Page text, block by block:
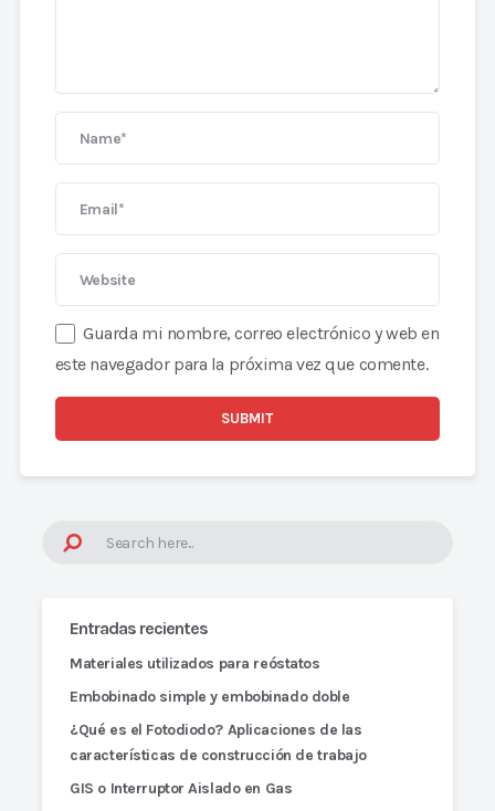
Entradas recientes
Materiales utilizados para reóstatos
Embobinado simple y embobinado doble
¿Qué es el Fotodiodo? Aplicaciones de las
características de construcción de trabajo
GIS o Interruptor Aislado en Gas
Guarda mi nombre, correo electrónico y web en
este navegador para la próxima vez que comente.